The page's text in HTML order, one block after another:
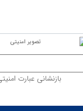
بازنشانی عبارت